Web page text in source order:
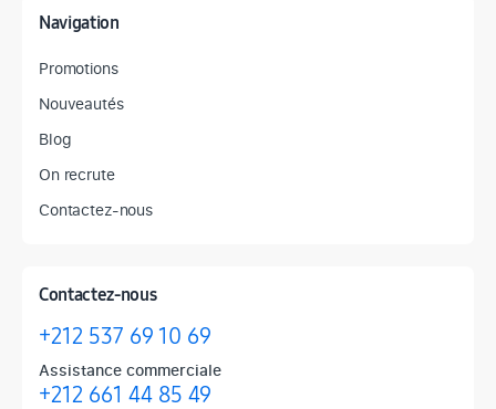
Navigation
Promotions
Nouveautés
Blog
On recrute
Contactez-nous
Contactez-nous
+212 537 69 10 69
Assistance commerciale
+212 661 44 85 49